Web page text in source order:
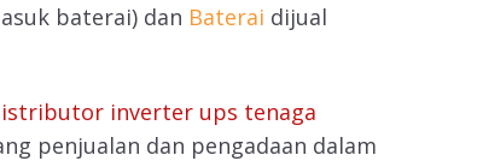
baterai) dan Baterai dijual
inverter ups tenaga
penjualan dan pengadaan dalam